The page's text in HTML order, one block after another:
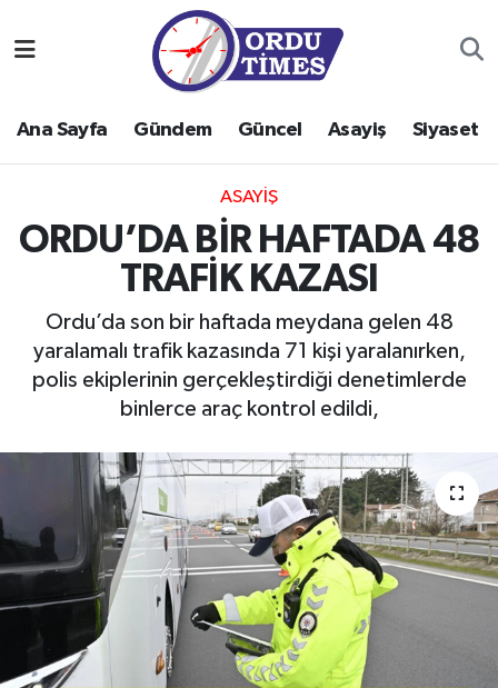
Ana Sayfa Gündem Güncel Asayiş Siyaset
ASAYIŞ
ORDU’DA BİR HAFTADA 48
TRAFİK KAZASI
Ordu’da son bir haftada meydana gelen 48
yaralamalı trafik kazasında 71 kişi yaralanırken,
polis ekiplerinin gerçekleştirdiği denetimlerde
binlerce araç kontrol edildi,
Gündem
Asayiş
Siyaset
Eğitim
Sağlık
Kültür-Sanat
Turizm
Yaşam
Ordu Nöbetçi Eczaneler
Ordu Hava Durumu
Ordu Namaz Vakitleri
Ordu Trafik Yoğunluk Haritası
Süper Lig Puan Durumu ve Fikstür
Tüm Manşetler
Son Dakika Haberleri
Haber Arşivi